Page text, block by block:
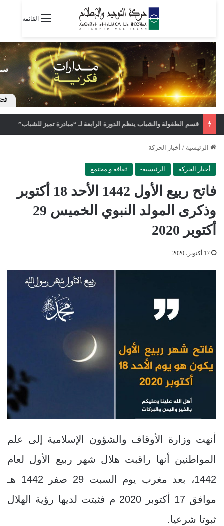
القائمة
قسم الطفولة والشباب ينظم الدورة الرابعة لـ “مبادرة تميز للشباب”
الرئيسية / أخبار الحركة
أخبار الحركة الرئيسية- ثقافة و مجتمع
فاتح ربيع الأول 1442 الأحد 18 أكتوبر
وذكرى المولد النبوي الخميس 29
أكتوبر 2020
17 أكتوبر، 2020
أنهت وزارة الأوقاف والشؤون الإسلامية إلى علم
المواطنين أنها راقبت هلال شهر ربيع الأول لعام
1442، بعد مغرب يوم السبت 29 صفر 1442 هـ
موافق 17 أكتوبر 2020 م فثبتت لديها رؤية الهلال
ثبوتا شرعيا.